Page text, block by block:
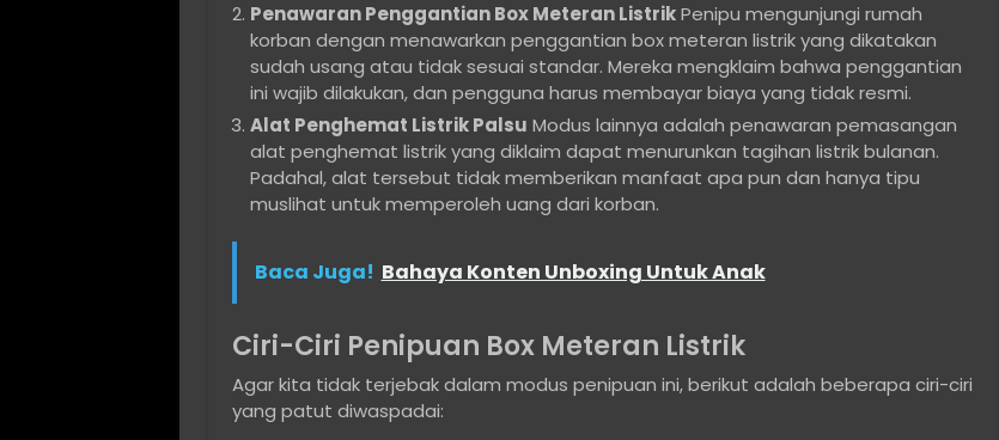
Penawaran Penggantian Box Meteran ListrikPenipu mengunjungi rumah
korban dengan menawarkan penggantian box meteran listrik yang dikatakan
sudah usang atau tidak sesuai standar. Mereka mengklaim bahwa penggantian
ini wajib dilakukan, dan pengguna harus membayar biaya yang tidak resmi.
Alat Penghemat Listrik Palsu Modus lainnya adalah penawaran pemasangan
alat penghemat listrik yang diklaim dapat menurunkan tagihan listrik bulanan.
Padahal, alat tersebut tidak memberikan manfaat apa pun dan hanya tipu
muslihat untuk memperoleh uang dari korban.
Baca Juga! Bahaya Konten Unboxing Untuk Anak
Ciri-Ciri Penipuan Box Meteran Listrik
Agar kita tidak terjebak dalam modus penipuan ini, berikut adalah beberapa ciri-ciri
yang patut diwaspadai: